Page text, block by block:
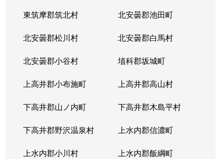
東筑摩郡筑北村 北安曇郡池田町
北安曇郡松川村 北安曇郡白馬村
北安曇郡小谷村 埴科郡坂城町
上高井郡小布施町 上高井郡高山村
下高井郡山ノ内町 下高井郡木島平村
下高井郡野沢温泉村 上水内郡信濃町
上水内郡小川村 上水内郡飯綱町